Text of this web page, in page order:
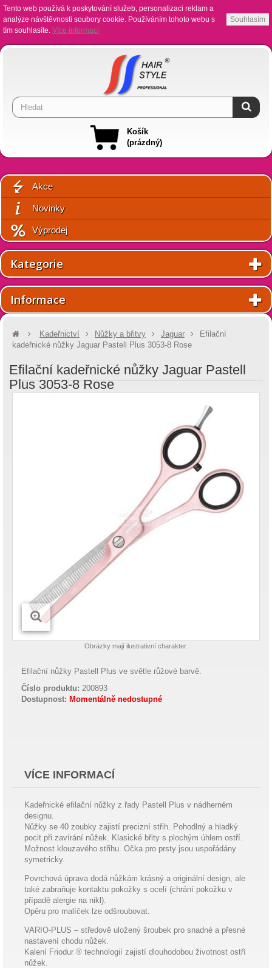
Tento web používá k poskytování služeb, personalizaci reklam a
analýze návštěvnosti soubory cookie. Používáním tohoto webu s
tím souhlasíte. Více informací
Souhlasím
Košík
(prázdný)
Akce
Novinky
Výprodej
Kategorie
Informace
Kadeřnictví Nůžky a břitvy Jaguar
Efilační
kadeřnické nůžky Jaguar Pastell Plus 3053-8 Rose
Efilační kadeřnické nůžky Jaguar Pastell
Plus 3053-8 Rose
Obrázky mají ilustrativní charakter.
Efilační nůžky Pastell Plus ve světle růžové barvě.
Číslo produktu: 200893
Dostupnost: Momentálně nedostupné
VÍCE INFORMACÍ
Kadeřnické efilační nůžky z řady Pastell Plus v nádherném
designu.
Nůžky se 40 zoubky zajistí precizní střih. Pohodlný a hladký
pocit při zavírání nůžek. Klasické břity s plochým úhlem ostří.
Možnost klouzavého střihu. Očka pro prsty jsou uspořádány
symetricky.
Povrchová úprava dodá nůžkám krásný a originální design, ale
také zabraňuje kontaktu pokožky s ocelí (chrání pokožku v
případě alergie na nikl).
Opěru pro malíček lze odšroubovat.
VARIO-PLUS – středově uložený šroubek pro snadné a přesné
nastavení chodu nůžek.
Kalení Friodur ® technologií zajistí dlouhodobou životnost ostří
nůžek.